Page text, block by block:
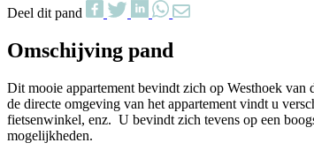
Deel dit pand
Omschijving pand
Dit mooie appartement bevindt zich op Westhoek van
de directe omgeving van het appartement vindt u
fietsenwinkel, enz. U bevindt zich tevens op een
mogelijkheden.